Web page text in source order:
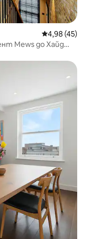
Средна
4,98 (45)
Mews до Хайд